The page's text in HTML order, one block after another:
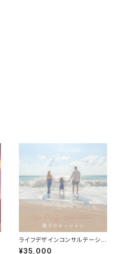
ライフデザインコンサルテーショ
ン【親子のセッション】
¥35,000